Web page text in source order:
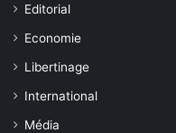
Editorial
Economie
Libertinage
International
Média